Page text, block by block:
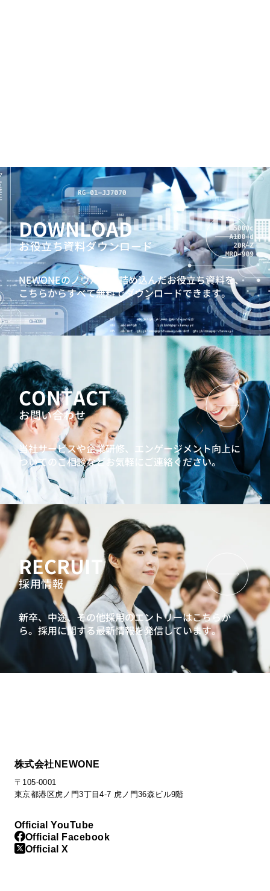
DOWNLOAD
お役立ち資料ダウンロード
NEWONEのノウハウを詰め込んだお役立ち資料を、
こちらからすべて無料でダウンロードできます。
CONTACT
お問い合わせ
当社サービスや企業研修、エンゲージメント向上に
ついてのご相談などお気軽にご連絡ください。
RECRUIT
採用情報
新卒、中途、その他採用のエントリーはこちらか
ら。採用に関する最新情報を発信しています。
株式会社NEWONE
〒105-0001
東京都港区虎ノ門3丁目4-7 虎ノ門36森ビル9階
Official YouTube
Official Facebook
Official X